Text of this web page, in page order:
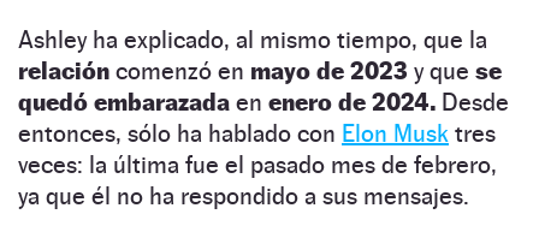
Ashley ha explicado, al mismo tiempo, que la
relación comenzó en mayo de 2023 y que se
quedó embarazada en enero de 2024. Desde
entonces, sólo ha hablado con Elon Musk tres
veces: la última fue el pasado mes de febrero,
ya que él no ha respondido a sus mensajes.